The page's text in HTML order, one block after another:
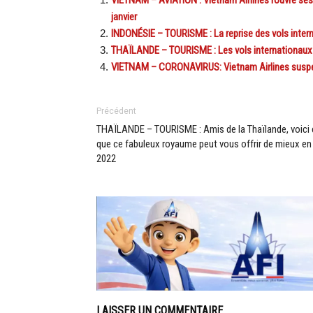
janvier
INDONÉSIE – TOURISME : La reprise des vols
THAÏLANDE – TOURISME : Les vols
VIETNAM – CORONAVIRUS: Vietnam Airlines
Précédent
THAÏLANDE – TOURISME : Amis de la Thaïlande, voici
que ce fabuleux royaume peut vous offrir de mieux en
2022